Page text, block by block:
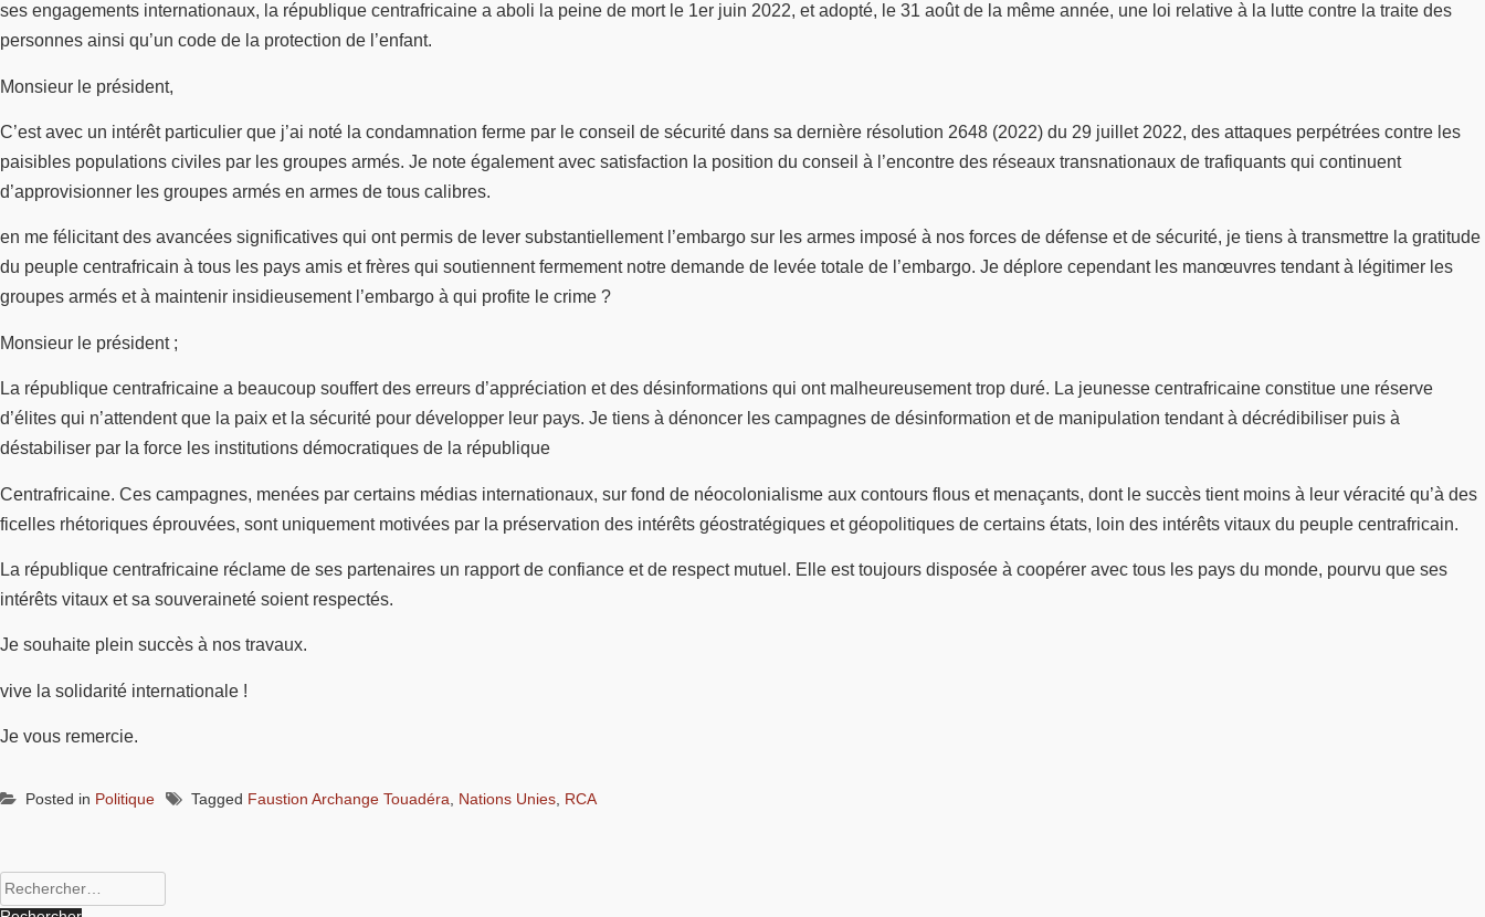
ses engagements internationaux, la république centrafricaine a aboli la peine de mort le 1er juin 2022, et adopté, le 31 août de la même année, une loi relative à la lutte contre la traite des
personnes ainsi qu’un code de la protection de l’enfant.
Monsieur le président,
C’est avec un intérêt particulier que j’ai noté la condamnation ferme par le conseil de sécurité dans sa dernière résolution 2648 (2022) du 29 juillet 2022, des attaques perpétrées contre les
paisibles populations civiles par les groupes armés. Je note également avec satisfaction la position du conseil à l’encontre des réseaux transnationaux de trafiquants qui continuent
d’approvisionner les groupes armés en armes de tous calibres.
en me félicitant des avancées significatives qui ont permis de lever substantiellement l’embargo sur les armes imposé à nos forces de défense et de sécurité, je tiens à transmettre la gratitude
du peuple centrafricain à tous les pays amis et frères qui soutiennent fermement notre demande de levée totale de l’embargo. Je déplore cependant les manœuvres tendant à légitimer les
groupes armés et à maintenir insidieusement l’embargo à qui profite le crime ?
Monsieur le président ;
La république centrafricaine a beaucoup souffert des erreurs d’appréciation et des désinformations qui ont malheureusement trop duré. La jeunesse centrafricaine constitue une réserve
d’élites qui n’attendent que la paix et la sécurité pour développer leur pays. Je tiens à dénoncer les campagnes de désinformation et de manipulation tendant à décrédibiliser puis à
déstabiliser par la force les institutions démocratiques de la république
Centrafricaine. Ces campagnes, menées par certains médias internationaux, sur fond de néocolonialisme aux contours flous et menaçants, dont le succès tient moins à leur véracité qu’à des
ficelles rhétoriques éprouvées, sont uniquement motivées par la préservation des intérêts géostratégiques et géopolitiques de certains états, loin des intérêts vitaux du peuple centrafricain.
La république centrafricaine réclame de ses partenaires un rapport de confiance et de respect mutuel. Elle est toujours disposée à coopérer avec tous les pays du monde, pourvu que ses
intérêts vitaux et sa souveraineté soient respectés.
Je souhaite plein succès à nos travaux.
vive la solidarité internationale !
Je vous remercie.
Posted in Politique Tagged Faustion Archange Touadéra, Nations Unies, RCA
Rechercher :